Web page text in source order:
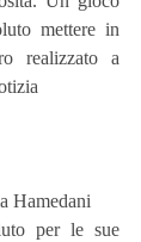
mettere in
realizzato a
Hamedani
per le sue